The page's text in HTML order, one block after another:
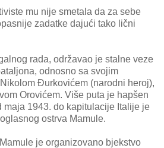
mu nije smetala da za sebe
zadatke dajući tako lični
rada, održavao je stalne veze
odnosno sa svojim
Đurkovićem (narodni heroj),
Orovićem. Više puta je hapšen
maja 1943. do kapitulacije Italije je
ostrva Mamule.
je organizovano bjekstvo